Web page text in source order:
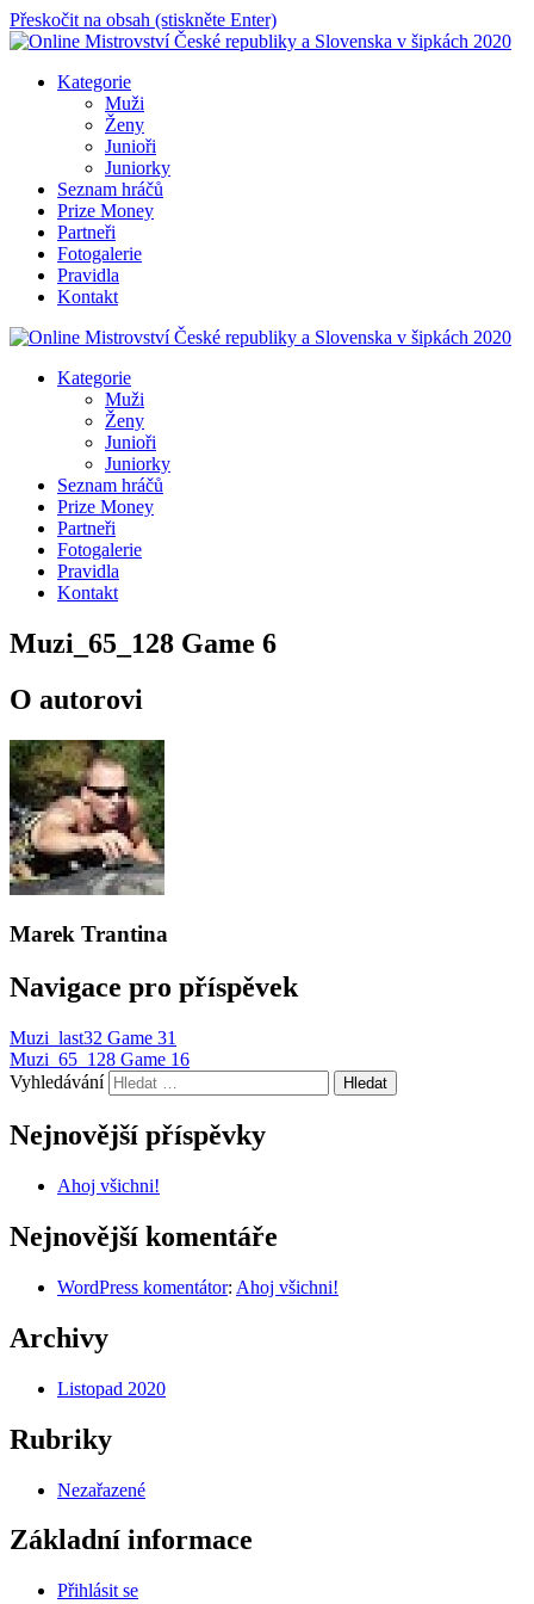
Přeskočit na obsah (stiskněte Enter)
Online Mistrovství České republiky a Slovenska v šipkách 2020
Kategorie
Muži
Ženy
Junioři
Juniorky
Seznam hráčů
Prize Money
Partneři
Fotogalerie
Pravidla
Kontakt
Online Mistrovství České republiky a Slovenska v šipkách 2020
Kategorie
Muži
Ženy
Junioři
Juniorky
Seznam hráčů
Prize Money
Partneři
Fotogalerie
Pravidla
Kontakt
Muzi_65_128 Game 6
O autorovi
Marek Trantina
Navigace pro příspěvek
Muzi_last32 Game 31
Muzi_65_128 Game 16
Vyhledávání
Nejnovější příspěvky
Ahoj všichni!
Nejnovější komentáře
WordPress komentátor: Ahoj všichni!
Archivy
Listopad 2020
Rubriky
Nezařazené
Základní informace
Přihlásit se